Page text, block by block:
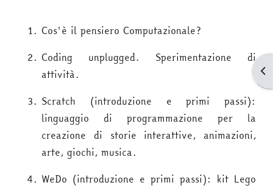
Cos'è il pensiero Computazionale?
Coding unplugged. Sperimentazione di
attività.
Scratch (introduzione e primi passi):
linguaggio di programmazione per la
creazione di storie interattive, animazioni,
arte, giochi, musica.
WeDo (introduzione e primi passi): kit Lego